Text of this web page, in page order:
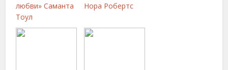
любви» Саманта
Тоул
Нора Робертс